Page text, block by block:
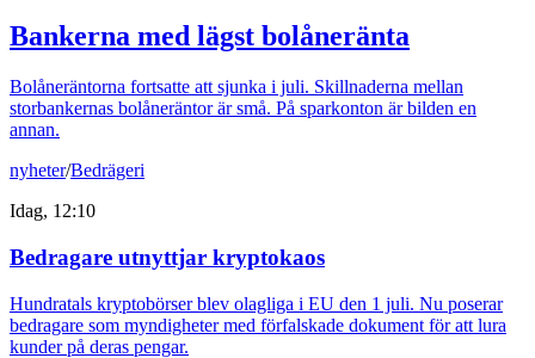
Bankerna med lägst bolåneränta
Bolåneräntorna fortsatte att sjunka i juli. Skillnaderna mellan
storbankernas bolåneräntor är små. På sparkonton är bilden en
annan.
nyheter/Bedrägeri
Idag, 12:10
Bedragare utnyttjar kryptokaos
Hundratals kryptobörser blev olagliga i EU den 1 juli. Nu poserar
bedragare som myndigheter med förfalskade dokument för att lura
kunder på deras pengar.